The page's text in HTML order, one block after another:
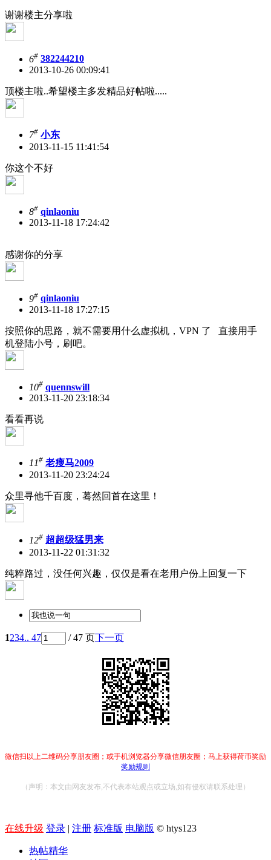
谢谢楼主分享啦
6# 382244210
2013-10-26 00:09:41
顶楼主啦..希望楼主多发精品好帖啦.....
7# 小东
2013-11-15 11:41:54
你这个不好
8# qinlaoniu
2013-11-18 17:24:42
感谢你的分享
9# qinlaoniu
2013-11-18 17:27:15
按照你的思路，就不需要用什么虚拟机，VPN 了 直接用手
机登陆小号，刷吧。
10# quennswill
2013-11-20 23:18:34
看看再说
11# 老瘦马2009
2013-11-20 23:24:24
众里寻他千百度，蓦然回首在这里！
12# 超超级猛男来
2013-11-22 01:31:32
纯粹路过，没任何兴趣，仅仅是看在老用户份上回复一下
1234.. 47 / 47 页下一页
微信扫以上二维码分享朋友圈；或手机浏览器分享微信朋友圈；马上获得荷币奖励
奖励规则
（声明：本文由网友发布,不代表本站观点或立场,如有侵权请联系处理）
在线升级 登录 | 注册 标准版 电脑版 © htys123
热帖精华